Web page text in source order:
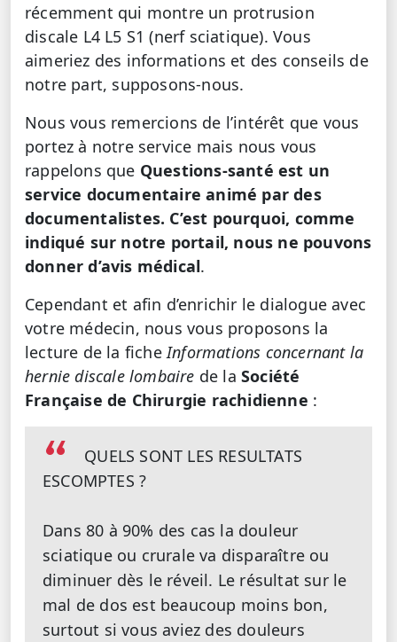
récemment qui montre un protrusion
discale L4 L5 S1 (nerf sciatique). Vous
aimeriez des informations et des conseils de
notre part, supposons-nous.
Nous vous remercions de l’intérêt que vous
portez à notre service mais nous vous
rappelons que Questions-santé est un
service documentaire animé par des
documentalistes. C’est pourquoi, comme
indiqué sur notre portail, nous ne pouvons
donner d’avis médical.
Cependant et afin d’enrichir le dialogue avec
votre médecin, nous vous proposons la
lecture de la fiche Informations concernant la
hernie discale lombaire de laSociété
Française de Chirurgie rachidienne :
QUELS SONT LES RESULTATS
ESCOMPTES ?
Dans 80 à 90% des cas la douleur
sciatique ou crurale va disparaître ou
diminuer dès le réveil. Le résultat sur le
mal de dos est beaucoup moins bon,
surtout si vous aviez des douleurs